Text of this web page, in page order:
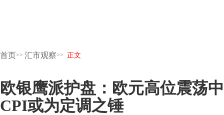
首页>> 汇市观察>> 正文
欧银鹰派护盘：欧元高位震荡
CPI或为定调之锤